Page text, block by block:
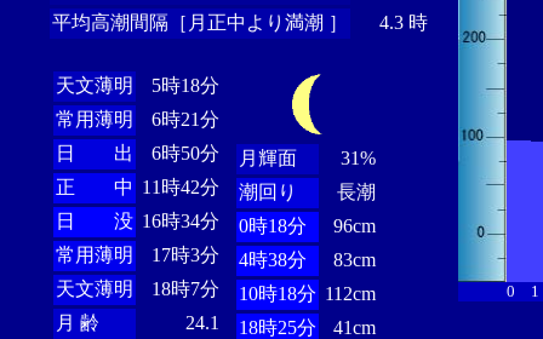
平均高潮間隔［月正中より満潮 ］
4.3 時
天文薄明
5時18分
常用薄明
6時21分
日 出
6時50分
正 中 11時42分
日 没 16時34分
常用薄明
17時3分
天文薄明
18時7分
月 齢
24.1
月輝面
31%
潮回り
長潮
0時18分
96cm
4時38分
83cm
10時18分 112cm
18時25分
41cm
0 1